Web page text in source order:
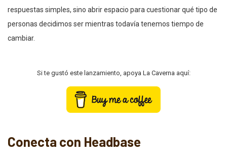
respuestas simples, sino abrir espacio para cuestionar qué tipo de
personas decidimos ser mientras todavía tenemos tiempo de
cambiar.
Si te gustó este lanzamiento, apoya La Caverna aquí:
Conecta con Headbase